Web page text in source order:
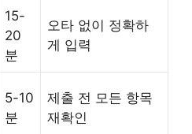
15-
20
분
오타 없이 정확하
게 입력
5-10
분
제출 전 모든 항목
재확인